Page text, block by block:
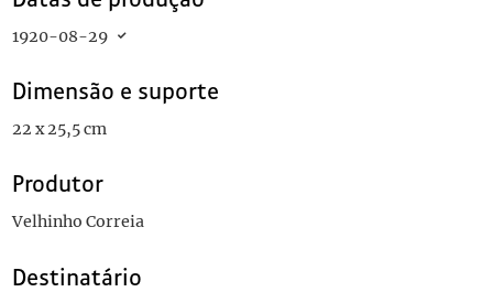
1920-08-29
Dimensão e suporte
22 x 25,5 cm
Produtor
Velhinho Correia
Destinatário